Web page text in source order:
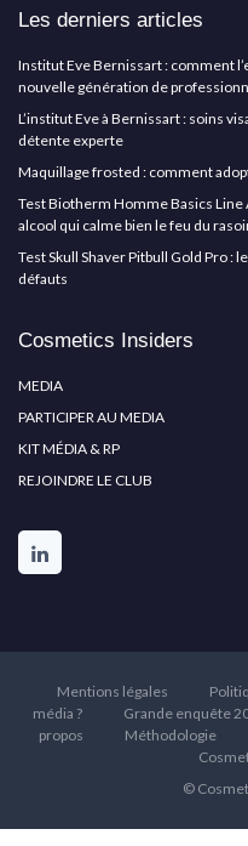
Les derniers articles
Institut Eve Bernissart : comment
nouvelle génération de
L’institut Eve à Bernissart : soins
détente experte
Maquillage frosted : comment
Test Biotherm Homme Basics Line
alcool qui calme bien le feu du
Test Skull Shaver Pitbull Gold Pro :
défauts
Cosmetics Insiders
MEDIA
PARTICIPER AU MEDIA
KIT MÉDIA & RP
REJOINDRE LE CLUB
Mentions légales
média ?
Grande enquête
propos
Méthodologie
©